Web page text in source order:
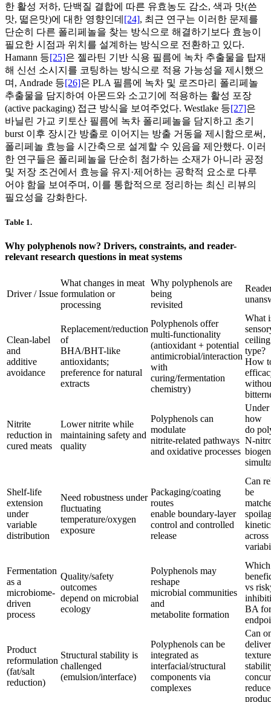
한 활성 저하, 단백질 결합에 따른 유효농도 감소, 색과 맛(쓴
맛, 떫은맛)에 대한 영향인데 [24], 최근 연구는 이러한 문제를
단순히 다른 폴리페놀을 찾는 방식으로 해결하기보다 효능이
필요한 시점과 위치를 설계하는 방식으로 전환하고 있다.
Hamann 등[25]은 젤라틴 기반 식용 필름에 녹차 추출물을 탑재
해 신선 소시지를 코팅하는 방식으로 적용 가능성을 제시했으
며, Andrade 등[26]은 PLA 필름에 녹차 및 로즈마리 폴리페놀
추출물을 담지하여 아몬드와 소고기에 적용하는 활성 포장
(active packaging) 접근 방식을 보여주었다. Westlake 등[27]은
바닐린 가교 키토산 필름에 녹차 폴리페놀을 담지하고 초기
burst 이후 장시간 방출로 이어지는 방출 거동을 제시함으로써,
폴리페놀 효능을 시간축으로 설계할 수 있음을 제안했다. 이러
한 연구들은 폴리페놀을 단순히 첨가하는 소재가 아니라 공정
및 저장 조건에서 효능을 유지·제어하는 공학적 요소로 다루
어야 함을 보여주며, 이를 통합적으로 정리하는 최신 리뷰의
필요성을 강화한다.
Table 1.
Why polyphenols now? Drivers, constraints, and reader-
relevant research questions in meat systems
Driver / Issue
What changes in meat
formulation or
processing
Why polyphenols are
being
revisited
Clean-label
and
additive
avoidance
Replacement/reduction
of
BHA/BHT-like
antioxidants;
preference for natural
extracts
Polyphenols offer
multi-functionality
(antioxidant + potential
antimicrobial/interaction
with
curing/fermentation
chemistry)
What
type?
How
Nitrite
reduction in
cured meats
Lower nitrite while
maintaining safety and
quality
Polyphenols can
modulate
nitrite-related pathways
and oxidative processes
Under
how
do
N-
Shelf-life
extension
under
variable
distribution
Need robustness under
fluctuating
temperature/oxygen
exposure
Packaging/coating
routes
enable boundary-layer
control and controlled
release
Can
be
Fermentation
as a
microbiome-
driven
process
Quality/safety
outcomes
depend on microbial
ecology
Polyphenols may
reshape
microbial communities
and
metabolite formation
vs
BA
Product
reformulation
(fat/salt
reduction)
Structural stability is
challenged
(emulsion/interface)
Polyphenols can be
integrated as
interfacial/structural
components via
complexes
Can
deliver